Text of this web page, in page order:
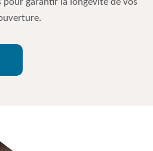
garantir la longévité de vos